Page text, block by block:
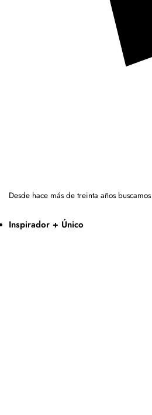
Desde hace más de treinta años
Inspirador + Único